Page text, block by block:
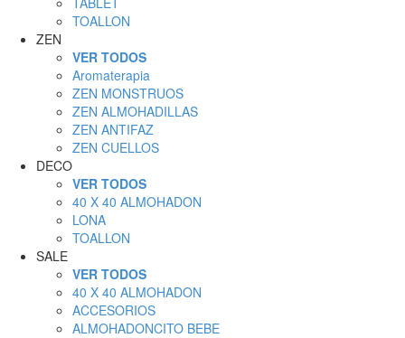
TOALLON
ZEN
VER TODOS
Aromaterapia
ZEN MONSTRUOS
ZEN ALMOHADILLAS
ZEN ANTIFAZ
ZEN CUELLOS
DECO
VER TODOS
40 X 40 ALMOHADON
LONA
TOALLON
SALE
VER TODOS
40 X 40 ALMOHADON
ACCESORIOS
ALMOHADONCITO BEBE